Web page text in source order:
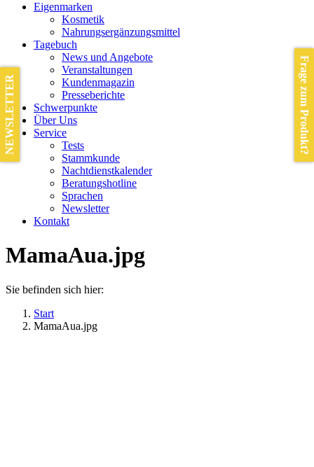
Eigenmarken
Kosmetik
Nahrungsergänzungsmittel
Tagebuch
News und Angebote
Veranstaltungen
Kundenmagazin
Presseberichte
Schwerpunkte
Über Uns
Service
Tests
Stammkunde
Nachtdienstkalender
Beratungshotline
Sprachen
Newsletter
Kontakt
MamaAua.jpg
Sie befinden sich hier:
Start
MamaAua.jpg
Frage zum Produkt?
NEWSLETTER